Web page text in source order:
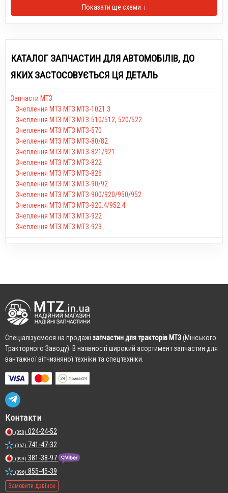
Показати ще схеми ↓
КАТАЛОГ ЗАПЧАСТИН ДЛЯ АВТОМОБІЛІВ, ДО
ЯКИХ ЗАСТОСОВУЄТЬСЯ ЦЯ ДЕТАЛЬ
Запчасти МТЗ
Зчеплення МТЗ МТЗ МТЗ-1021.3
Зчеплення МТЗ МТЗ МТЗ-510/512, 520/522
Зчеплення МТЗ МТЗ МТЗ-570
Зчеплення МТЗ МТЗ МТЗ-80/82
Зчеплення МТЗ МТЗ МТЗ-821/921
Зчеплення МТЗ МТЗ МТЗ-822
Зчеплення МТЗ МТЗ МТЗ-826
Зчеплення МТЗ МТЗ МТЗ-90/92
Зчеплення МТЗ МТЗ МТЗ-900/920/950/952
Зчеплення МТЗ МТЗ МТЗ-920.4/952.4
Зчеплення МТЗ МТЗ МТЗ-922
Зчеплення МТЗ МТЗ МТЗ-923
Cпеціалізуємося на продажі запчастин для тракторів МТЗ(Мінського
Тракторного Заводу). В наявності широкий асортимент запчастин для
вантажної вітчизняної техніки та спецтехніки.
Контакти
(050) 024-24-52
(067) 741-47-32
(099) 381-38-97
(096) 855-45-39
Замовити дзвінок